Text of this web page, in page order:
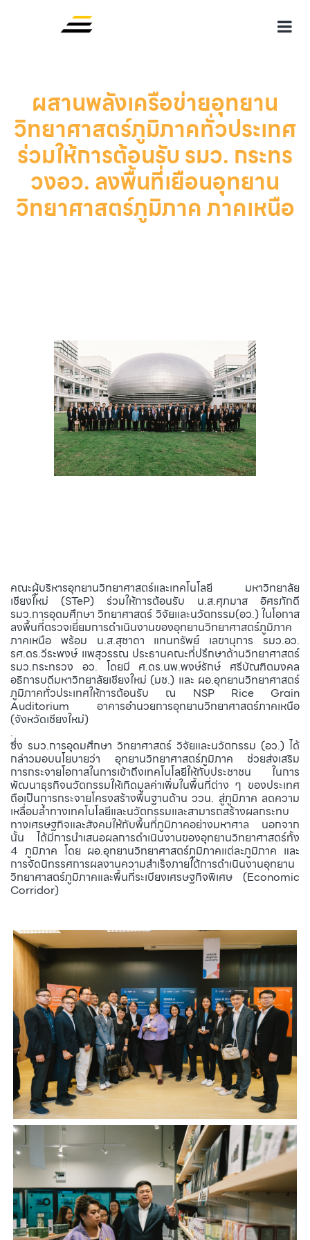
ผสานพลังเครือข่ายอุทยาน
วิทยาศาสตร์ภูมิภาคทั่วประเทศ
ร่วมให้การต้อนรับ รมว. กระทร
วงอว. ลงพื้นที่เยือนอุทยาน
วิทยาศาสตร์ภูมิภาค ภาคเหนือ
คณะผู้บริหารอุทยานวิทยาศาสตร์และเทคโนโลยี มหาวิทยาลัย
เชียงใหม่ (STeP) ร่วมให้การต้อนรับ น.ส.ศุภมาส อิศรภักดี
รมว.การอุดมศึกษา วิทยาศาสตร์ วิจัยและนวัตกรรม(อว.) ในโอกาส
ลงพื้นที่ตรวจเยี่ยมการดำเนินงานของอุทยานวิทยาศาสตร์ภูมิภาค
ภาคเหนือ พร้อม น.ส.สุชาดา แทนทรัพย์ เลขานุการ รมว.อว.
รศ.ดร.วีระพงษ์ แพสุวรรณ ประธานคณะที่ปรึกษาด้านวิทยาศาสตร์
รมว.กระทรวง อว. โดยมี ศ.ดร.นพ.พงษ์รักษ์ ศรีบัณฑิตมงคล
อธิการบดีมหาวิทยาลัยเชียงใหม่ (มช.) และ ผอ.อุทยานวิทยาศาสตร์
ภูมิภาคทั่วประเทศให้การต้อนรับ ณ NSP Rice Grain
Auditorium อาคารอำนวยการอุทยานวิทยาศาสตร์ภาคเหนือ
(จังหวัดเชียงใหม่)
.
ซึ่ง รมว.การอุดมศึกษา วิทยาศาสตร์ วิจัยและนวัตกรรม (อว.) ได้
กล่าวมอบนโยบายว่า อุทยานวิทยาศาสตร์ภูมิภาค ช่วยส่งเสริม
การกระจายโอกาสในการเข้าถึงเทคโนโลยีให้กับประชาชน ในการ
พัฒนาธุรกิจนวัตกรรมให้เกิดมูลค่าเพิ่มในพื้นที่ต่าง ๆ ของประเทศ
ถือเป็นการกระจายโครงสร้างพื้นฐานด้าน ววน. สู่ภูมิภาค ลดความ
เหลื่อมล้ำทางเทคโนโลยีและนวัตกรรมและสามารถสร้างผลกระทบ
ทางเศรษฐกิจและสังคมให้กับพื้นที่ภูมิภาคอย่างมหาศาล นอกจาก
นั้น ได้มีการนำเสนอผลการดำเนินงานของอุทยานวิทยาศาสตร์ทั้ง
4 ภูมิภาค โดย ผอ.อุทยานวิทยาศาสตร์ภูมิภาคแต่ละภูมิภาค และ
การจัดนิทรรศการผลงานความสำเร็จภายใต้การดำเนินงานอุทยาน
วิทยาศาสตร์ภูมิภาคและพื้นที่ระเบียงเศรษฐกิจพิเศษ (Economic
Corridor)